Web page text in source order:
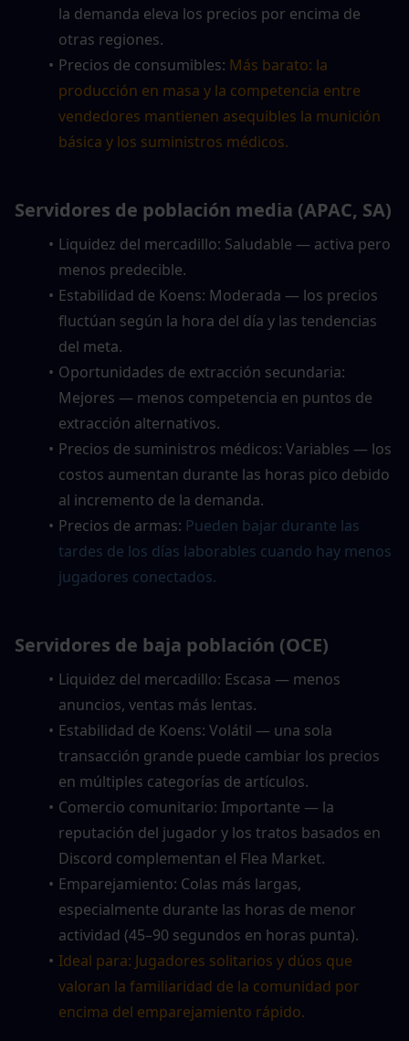
la demanda eleva los precios por encima de
otras regiones.
Precios de consumibles: Más barato: la
producción en masa y la competencia entre
vendedores mantienen asequibles la munición
básica y los suministros médicos.
Servidores de población media (APAC, SA)
Liquidez del mercadillo: Saludable — activa pero
menos predecible.
Estabilidad de Koens: Moderada — los precios
fluctúan según la hora del día y las tendencias
del meta.
Oportunidades de extracción secundaria:
Mejores — menos competencia en puntos de
extracción alternativos.
Precios de suministros médicos: Variables — los
costos aumentan durante las horas pico debido
al incremento de la demanda.
Precios de armas: Pueden bajar durante las
tardes de los días laborables cuando hay menos
jugadores conectados.
Servidores de baja población (OCE)
Liquidez del mercadillo: Escasa — menos
anuncios, ventas más lentas.
Estabilidad de Koens: Volátil — una sola
transacción grande puede cambiar los precios
en múltiples categorías de artículos.
Comercio comunitario: Importante — la
reputación del jugador y los tratos basados en
Discord complementan el Flea Market.
Emparejamiento: Colas más largas,
especialmente durante las horas de menor
actividad (45–90 segundos en horas punta).
Ideal para: Jugadores solitarios y dúos que
valoran la familiaridad de la comunidad por
encima del emparejamiento rápido.